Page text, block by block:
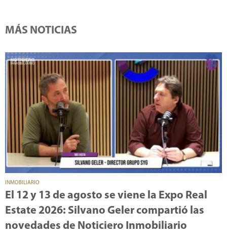
MÁS NOTICIAS
INMOBILIARIO
El 12 y 13 de agosto se viene la Expo Real
Estate 2026: Silvano Geler compartió las
novedades de Noticiero Inmobiliario